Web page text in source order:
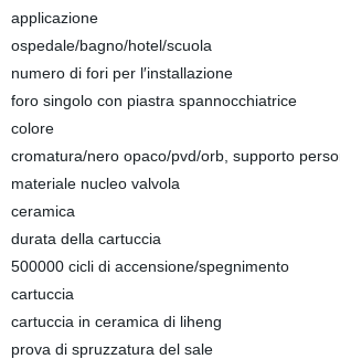
applicazione
ospedale/bagno/hotel/scuola
numero di fori per l′installazione
foro singolo con piastra spannocchiatrice
colore
cromatura/nero opaco/pvd/orb, supporto
materiale nucleo valvola
ceramica
durata della cartuccia
500000 cicli di accensione/spegnimento
cartuccia
cartuccia in ceramica di liheng
prova di spruzzatura del sale